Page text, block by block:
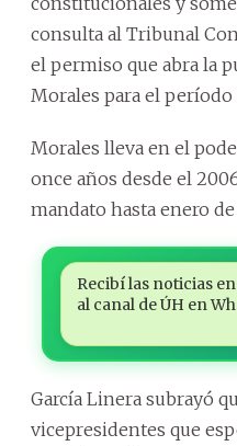
consulta al Tribunal
el permiso que abra la
Morales para el período
Morales lleva en el
once años desde el
mandato hasta enero
Recibí las noticias
al canal de ÚH en
García Linera subrayó
vicepresidentes que